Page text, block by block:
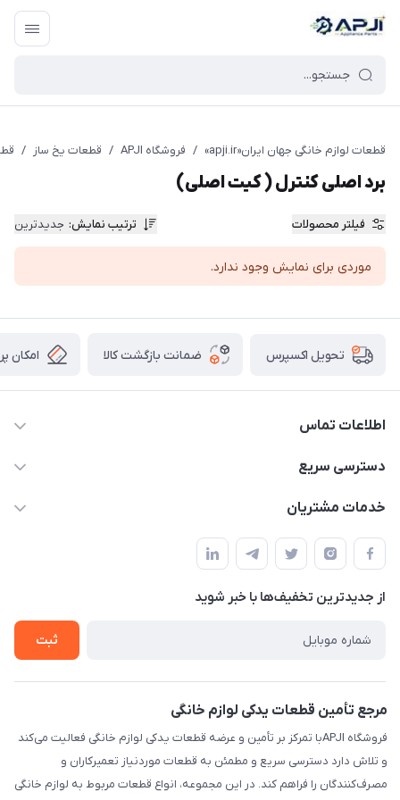
قطعات یدکی و جانبی لوازم خانگی جهان ایران
قطعات لوازم خانگی جهان ایران«apji.ir» / فروشگاه APJI / قطعات یخ ساز /
برد اصلی کنترل ( کیت اصلی)
فیلتر محصولات ترتیب نمایش: جدیدترین
موردی برای نمایش وجود ندارد.
تحویل اکسپرس ضمانت بازگشت کالا امکان
اطلاعات تماس
09106753413
دسترسی سریع
حساب کاربری
لیست محصولات
درباره ما
خدمات مشتریان
قوانین و مقررات
حریم خصوصی
راهنما
از جدید‌ترین تخفیف‌ها با‌ خبر شوید
ثبت
مرجع تأمین قطعات یدکی لوازم خانگی
فروشگاه APJIبا تمرکز بر تأمین و عرضه قطعات یدکی لوازم خانگی فعالیت می‌کند
و تلاش دارد دسترسی سریع و مطمئن به قطعات موردنیاز تعمیرکاران و
مصرف‌کنندگان را فراهم کند. در این مجموعه، انواع قطعات مربوط به لوازم خانگی